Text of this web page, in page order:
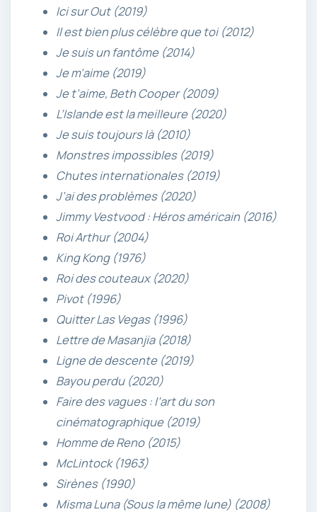
Ici sur Out (2019)
Il est bien plus célèbre que toi (2012)
Je suis un fantôme (2014)
Je m’aime (2019)
Je t’aime, Beth Cooper (2009)
L’Islande est la meilleure (2020)
Je suis toujours là (2010)
Monstres impossibles (2019)
Chutes internationales (2019)
J’ai des problèmes (2020)
Jimmy Vestvood : Héros américain (2016)
Roi Arthur (2004)
King Kong (1976)
Roi des couteaux (2020)
Pivot (1996)
Quitter Las Vegas (1996)
Lettre de Masanjia (2018)
Ligne de descente (2019)
Bayou perdu (2020)
Faire des vagues : l’art du son
cinématographique (2019)
Homme de Reno (2015)
McLintock (1963)
Sirènes (1990)
Misma Luna (Sous la même lune) (2008)